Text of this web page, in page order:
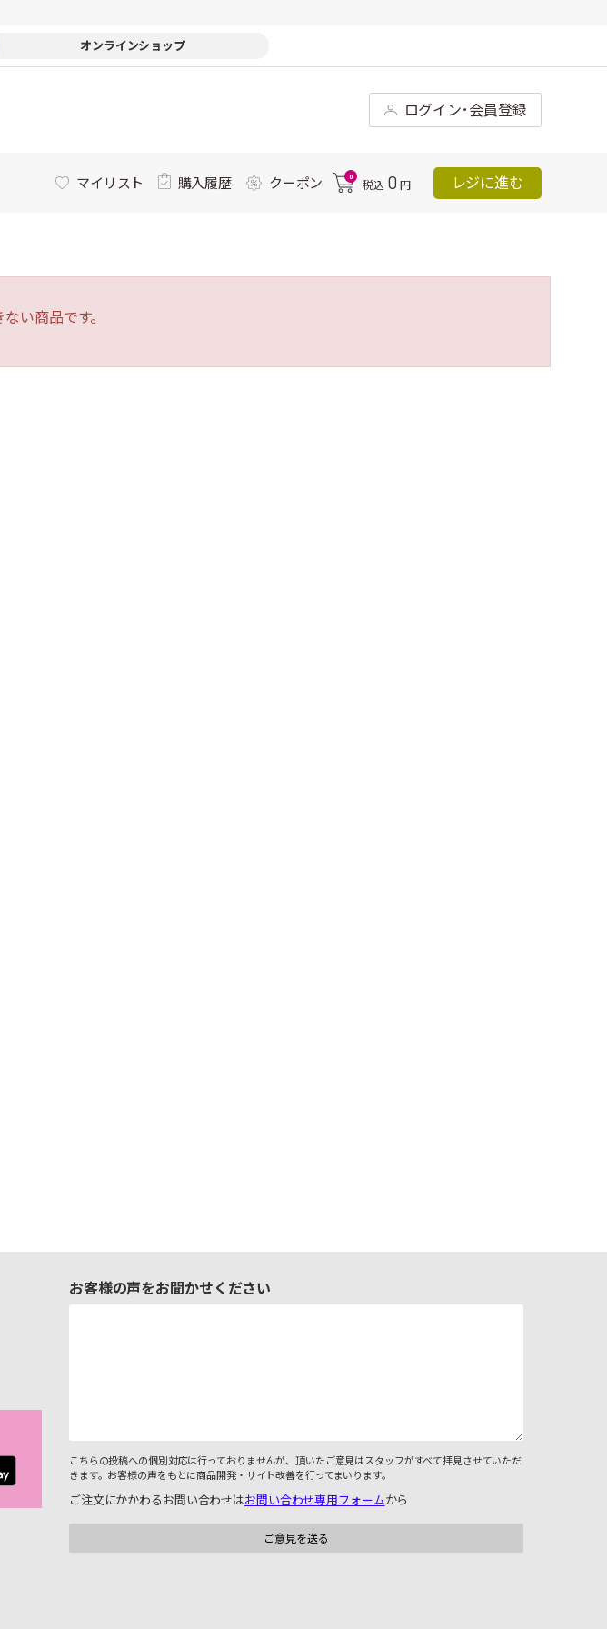
オンラインショップ
ログイン･会員登録
マイリスト 購入履歴 クーポン 0
税込 0 円 レジに進む
い商品です。
お客様の声をお聞かせください
こちらの投稿への個別対応は行っておりませんが、頂いたご意見はスタッフがすべて拝見させていただ
きます。お客様の声をもとに商品開発・サイト改善を行ってまいります。
ご注文にかかわるお問い合わせはお問い合わせ専用フォームから